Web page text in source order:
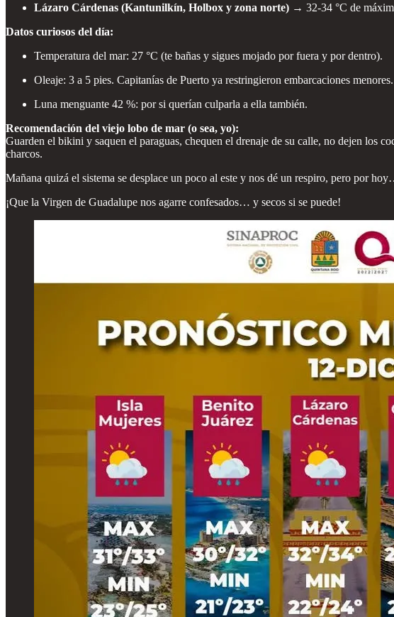
Lázaro Cárdenas (Kantunilkín, Holbox y zona norte) → 32-34 °C de
Datos curiosos del día:
Temperatura del mar: 27 °C (te bañas y sigues mojado por fuera y por dentro).
Oleaje: 3 a 5 pies. Capitanías de Puerto ya restringieron embarcaciones menores.
Luna menguante 42 %: por si querían culparla a ella también.
Recomendación del viejo lobo de mar (o sea, yo):
Guarden el bikini y saquen el paraguas, chequen el drenaje de su calle, no dejen los
charcos.
Mañana quizá el sistema se desplace un poco al este y nos dé un respiro, pero por
¡Que la Virgen de Guadalupe nos agarre confesados… y secos si se puede!